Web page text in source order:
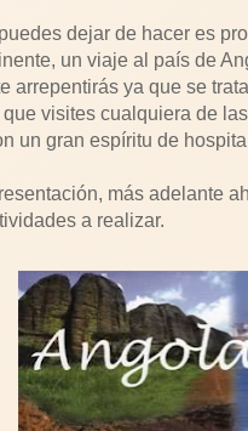
dejar de hacer es
un viaje al país de
arrepentirás ya que se
visites cualquiera de
un gran espíritu de
más adelante
a realizar.